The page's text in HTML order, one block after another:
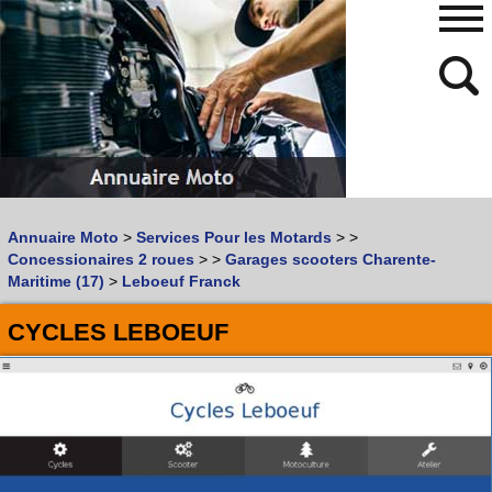
Vous recherchez un garage MOTOouSCOOTER
Quoi :
Où :
Retrouvez dans votre VILLE
les bonnes adresses deL'ANNUAIRE MOTO & SCOOTER
480
768
Annuaire Moto > Services Pour les Motards > >
Concessionaires 2 roues > > Garages scooters Charente-
Maritime (17) > Leboeuf Franck
CYCLES LEBOEUF